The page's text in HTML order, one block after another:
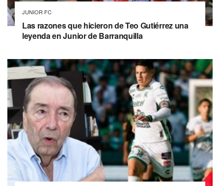
JUNIOR FC
Las razones que hicieron de Teo Gutiérrez una
leyenda en Junior de Barranquilla